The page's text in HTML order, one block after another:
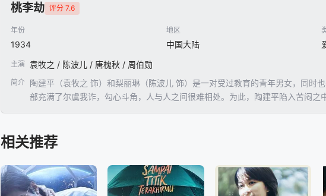
桃李劫 评分 7.6
年份
1934
地区
中国大陆
主演 袁牧之 / 陈波儿 / 唐槐秋 / 周伯勋
简介 陶建平（袁牧之 饰）和梨丽琳（陈波儿 饰）是一对受过教育的青年男女，同时
部充满了尔虞我诈，勾心斗角，人与人之间很难相处。为此，陶建平陷入苦闷
相关推荐